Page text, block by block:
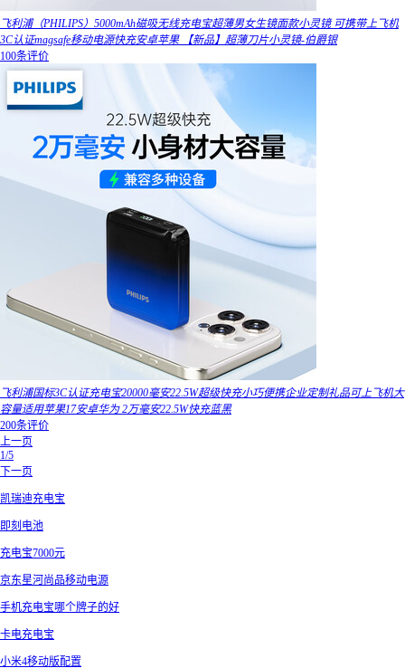
飞利浦（PHILIPS）5000mAh磁吸无线充电宝超薄男女生镜面款小灵镜 可携带上飞机
3C认证magsafe移动电源快充安卓苹果 【新品】超薄刀片小灵镜-伯爵银
100条评价
飞利浦国标3C认证充电宝20000毫安22.5W超级快充小巧便携企业定制礼品可上飞机大
容量适用苹果17安卓华为 2万毫安22.5W快充蓝黑
200条评价
上一页
1/5
下一页
凯瑞迪充电宝
即刻电池
充电宝7000元
京东星河尚品移动电源
手机充电宝哪个牌子的好
卡电充电宝
小米4移动版配置